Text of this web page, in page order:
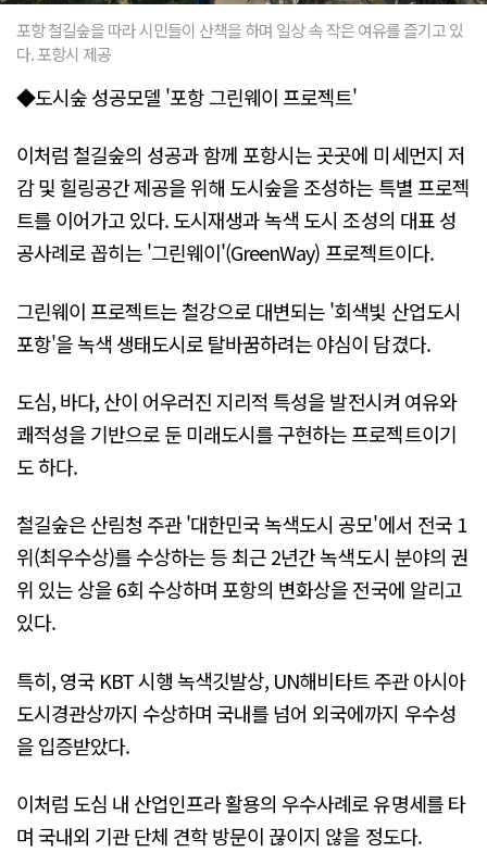
포항 철길숲을 따라 시민들이 산책을 하며 일상 속 작은 여유를 즐기고 있
다. 포항시 제공
◆도시숲 성공모델 '포항 그린웨이 프로젝트'
이처럼 철길숲의 성공과 함께 포항시는 곳곳에 미세먼지 저
감 및 힐링공간 제공을 위해 도시숲을 조성하는 특별 프로젝
트를 이어가고 있다. 도시재생과 녹색 도시 조성의 대표 성
공사례로 꼽히는 '그린웨이'(GreenWay) 프로젝트이다.
그린웨이 프로젝트는 철강으로 대변되는 '회색빛 산업도시
포항'을 녹색 생태도시로 탈바꿈하려는 야심이 담겼다.
도심, 바다, 산이 어우러진 지리적 특성을 발전시켜 여유와
쾌적성을 기반으로 둔 미래도시를 구현하는 프로젝트이기
도 하다.
철길숲은 산림청 주관 '대한민국 녹색도시 공모'에서 전국 1
위(최우수상)를 수상하는 등 최근 2년간 녹색도시 분야의 권
위 있는 상을 6회 수상하며 포항의 변화상을 전국에 알리고
있다.
특히, 영국 KBT 시행 녹색깃발상, UN해비타트 주관 아시아
도시경관상까지 수상하며 국내를 넘어 외국에까지 우수성
을 입증받았다.
이처럼 도심 내 산업인프라 활용의 우수사례로 유명세를 타
며 국내외 기관 단체 견학 방문이 끊이지 않을 정도다.